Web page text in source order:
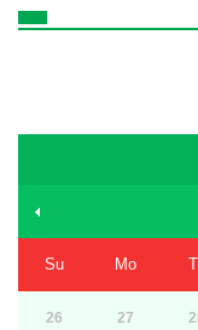
Su Mo
26 27